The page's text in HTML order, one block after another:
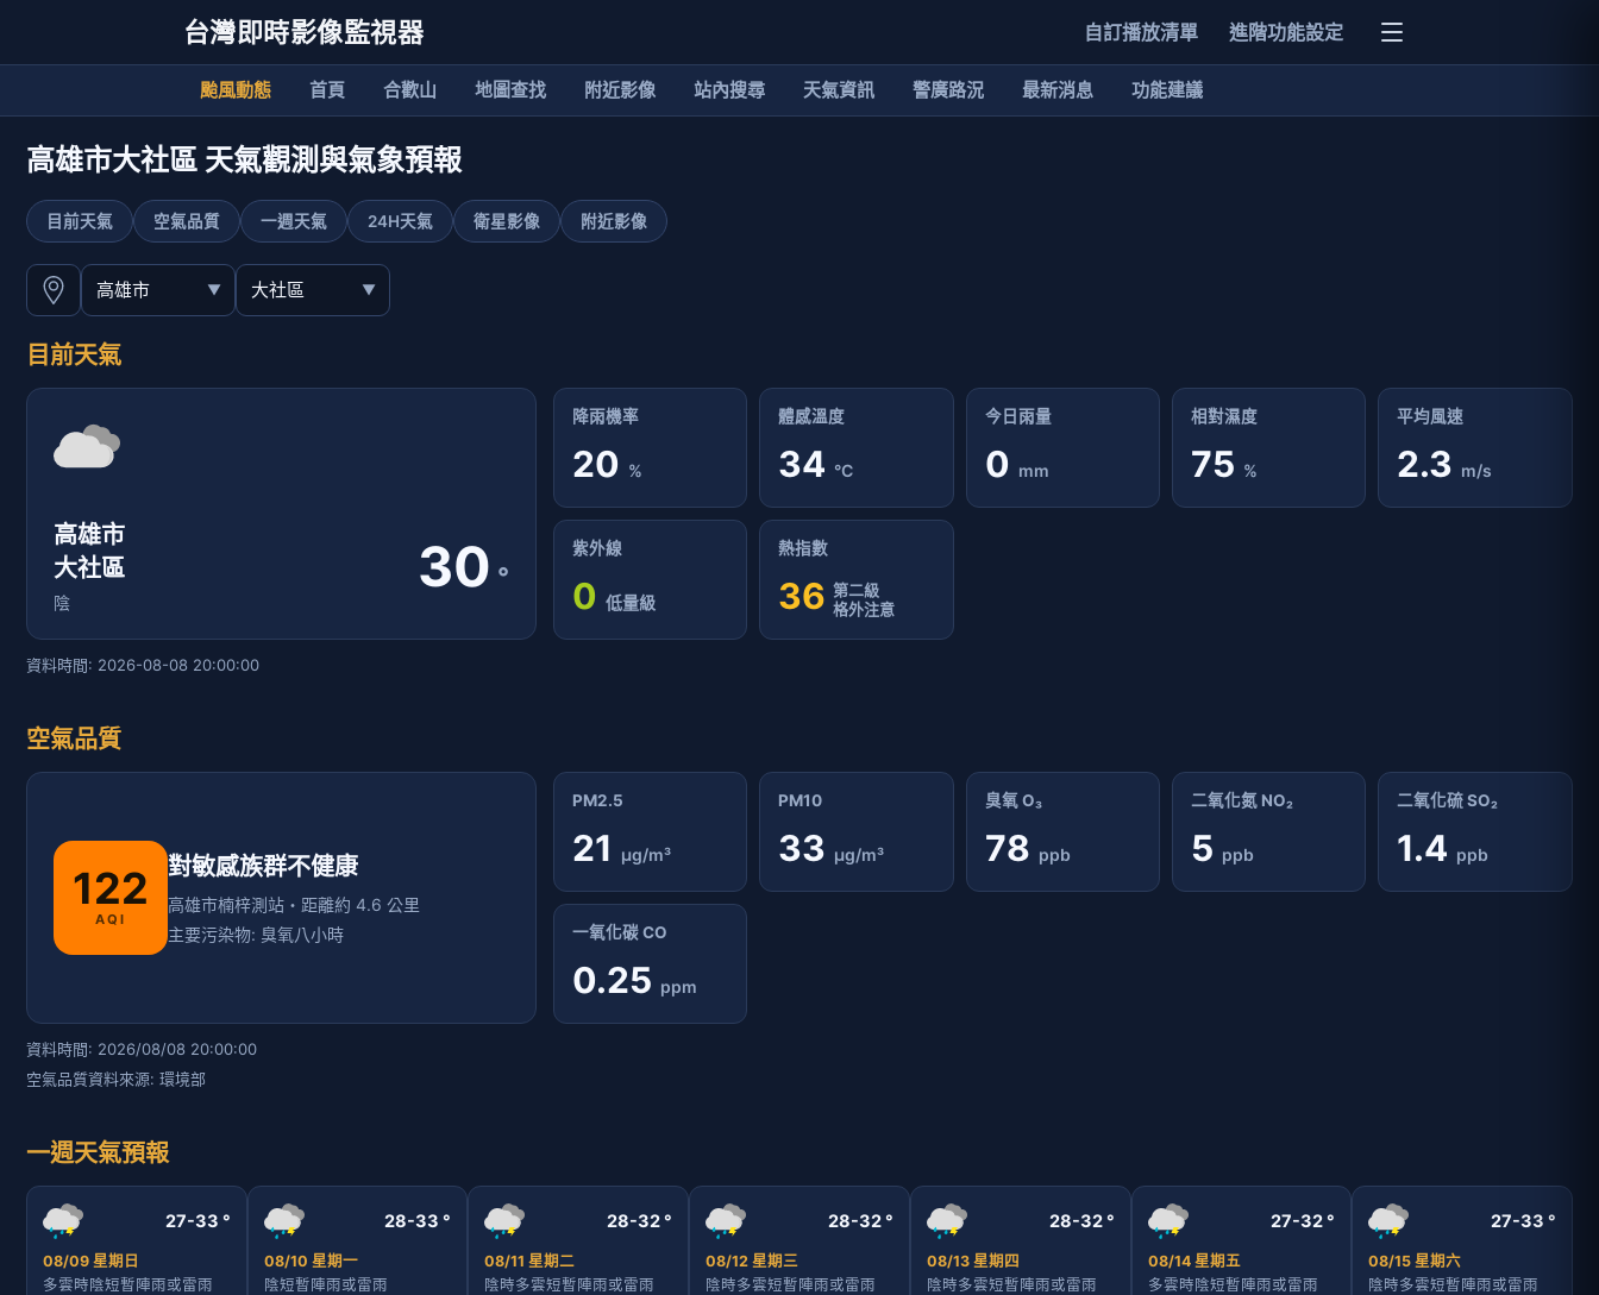
台灣即時影像監視器 自訂播放清單 進階功能設定
颱風動態 首頁 合歡山 地圖查找 附近影像 站內搜尋 天氣資訊 警廣路況 最新消息 功能建議
高雄市大社區 天氣觀測與氣象預報
目前天氣 空氣品質 一週天氣 24H天氣 衛星影像 附近影像
目前天氣
高雄市
大社區
陰
30 °
降雨機率
20 %
體感溫度
34 °C
今日雨量
0 mm
相對濕度
75 %
平均風速
2.3 m/s
紫外線
0 低量級
熱指數
36 第二級
格外注意
資料時間: 2026-08-08 20:00:00
空氣品質
122
AQI
對敏感族群不健康
高雄市楠梓測站・距離約 4.6 公里
主要污染物: 臭氧八小時
PM2.5
21 μg/m³
PM10
33 μg/m³
臭氧 O₃
78 ppb
二氧化氮 NO₂
5 ppb
二氧化硫 SO₂
1.4 ppb
一氧化碳 CO
0.25 ppm
資料時間: 2026/08/08 20:00:00
空氣品質資料來源: 環境部
一週天氣預報
27-33 °
08/09 星期日
多雲時陰短暫陣雨或雷雨
28-33 °
08/10 星期一
陰短暫陣雨或雷雨
28-32 °
08/11 星期二
陰時多雲短暫陣雨或雷雨
28-32 °
08/12 星期三
陰時多雲短暫陣雨或雷雨
28-32 °
08/13 星期四
陰時多雲短暫陣雨或雷雨
27-32 °
08/14 星期五
多雲時陰短暫陣雨或雷雨
27-33 °
08/15 星期六
陰時多雲短暫陣雨或雷雨